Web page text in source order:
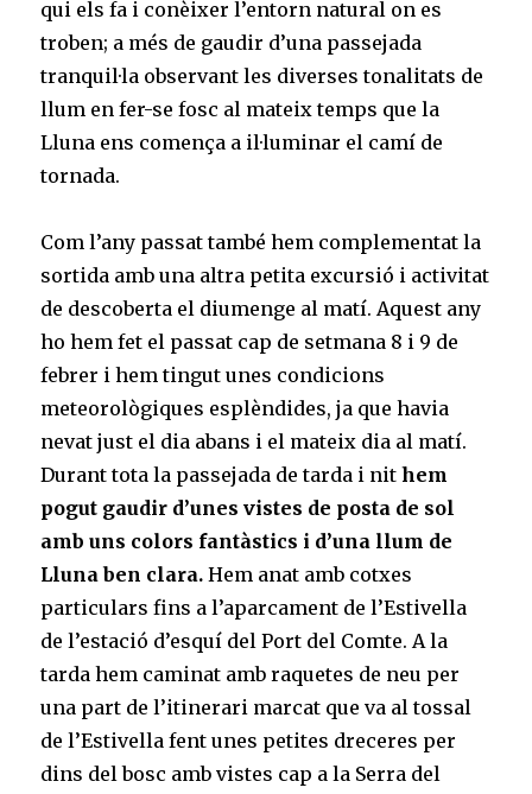
qui els fa i conèixer l’entorn natural on es
troben; a més de gaudir d’una passejada
tranquil·la observant les diverses tonalitats de
llum en fer-se fosc al mateix temps que la
Lluna ens comença a il·luminar el camí de
tornada.
Com l’any passat també hem complementat la
sortida amb una altra petita excursió i activitat
de descoberta el diumenge al matí. Aquest any
ho hem fet el passat cap de setmana 8 i 9 de
febrer i hem tingut unes condicions
meteorològiques esplèndides, ja que havia
nevat just el dia abans i el mateix dia al matí.
Durant tota la passejada de tarda i nithem
pogut gaudir d’unes vistes de posta de sol
amb uns colors fantàstics i d’una llum de
Lluna ben clara. Hem anat amb cotxes
particulars fins a l’aparcament de l’Estivella
de l’estació d’esquí del Port del Comte. A la
tarda hem caminat amb raquetes de neu per
una part de l’itinerari marcat que va al tossal
de l’Estivella fent unes petites dreceres per
dins del bosc amb vistes cap a la Serra del